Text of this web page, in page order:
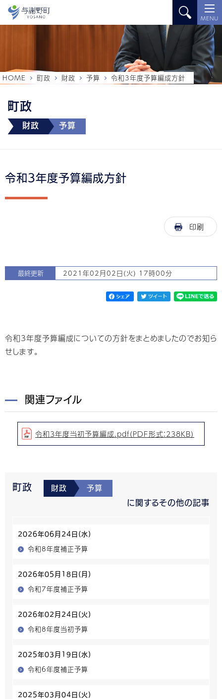
MENU
町政
財政 予算
HOME 町政 財政 予算 令和3年度予算編成方針
令和3年度予算編成方針
印刷
最終更新 2021年02月02日(火) 17時00分
令和3年度予算編成についての方針をまとめましたのでお知ら
せします。
関連ファイル
令和3年度当初予算編成.pdf（PDF形式：238KB）
町政 財政 予算
に関するその他の記事
2026年06月24日(水)
令和8年度補正予算
2026年05月18日(月)
令和7年度補正予算
2026年02月24日(火)
令和8年度当初予算
2025年03月19日(水)
令和6年度補正予算
2025年03月04日(火)